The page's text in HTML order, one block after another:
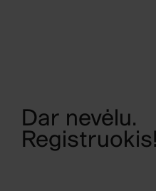
Įgalink savo
kūrybiškumą